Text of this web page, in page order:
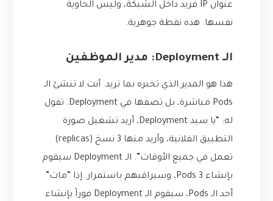
عنوان IP فريد داخل الشبكة، وليس الحاوية
نفسها. هذه نقطة جوهرية.
الـ Deployment: مدير الموظفين
هذا هو المدير الذي تخبره بما تريد. أنت لا تنشئ الـ
Pods مباشرة، بل تصفها في Deployment. تقول
له: “يا سيد Deployment، أريد تشغيل صورة
التطبيق الفلانية، وأريد منها 3 نسخ (replicas)
تعمل في جميع الأوقات”. الـ Deployment سيقوم
بإنشاء 3 Pods، وسيراقبهم باستمرار. إذا “مات”
أحد الـ Pods، سيقوم الـ Deployment فوراً بإنشاء